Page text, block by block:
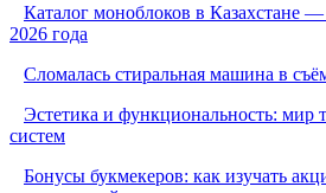
Каталог моноблоков в Казахстане
2026 года
Сломалась стиральная машина в
Эстетика и функциональность:
систем
Бонусы букмекеров: как изучать